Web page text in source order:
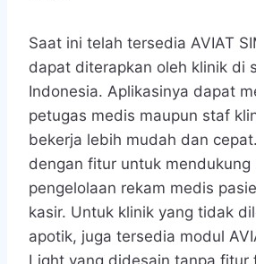
Saat ini telah tersedia AVIAT
dapat diterapkan oleh klinik di
Indonesia. Aplikasinya dapat
petugas medis maupun staf
bekerja lebih mudah dan
dengan fitur untuk mendukung
pengelolaan rekam medis
kasir. Untuk klinik yang tidak
apotik, juga tersedia modul
Light yang didesain tanpa fitur